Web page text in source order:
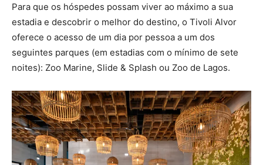
Para que os hóspedes possam viver ao máximo a sua
estadia e descobrir o melhor do destino, o Tivoli Alvor
oferece o acesso de um dia por pessoa a um dos
seguintes parques (em estadias com o mínimo de sete
noites): Zoo Marine, Slide & Splash ou Zoo de Lagos.